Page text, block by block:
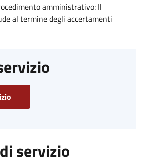
amministrativo: Il
al termine degli accertamenti
servizio